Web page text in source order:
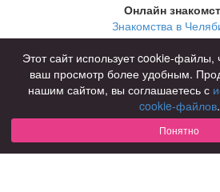
Онлайн
Знакомства в
Знакомства в
Знакомства в Нижнем
Для чего
для брака и создания
для любви и с/о
для дружбы
Этот сайт использует cookie-файлы,
ваш просмотр более удобным.
нашим сайтом, вы соглашаетесь с
cookie-файлов.
Понятно